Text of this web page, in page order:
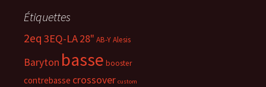
Étiquettes
2eq 3EQ-LA28" AB-YAlesis
Baryton basse booster
contrebasse crossover custom